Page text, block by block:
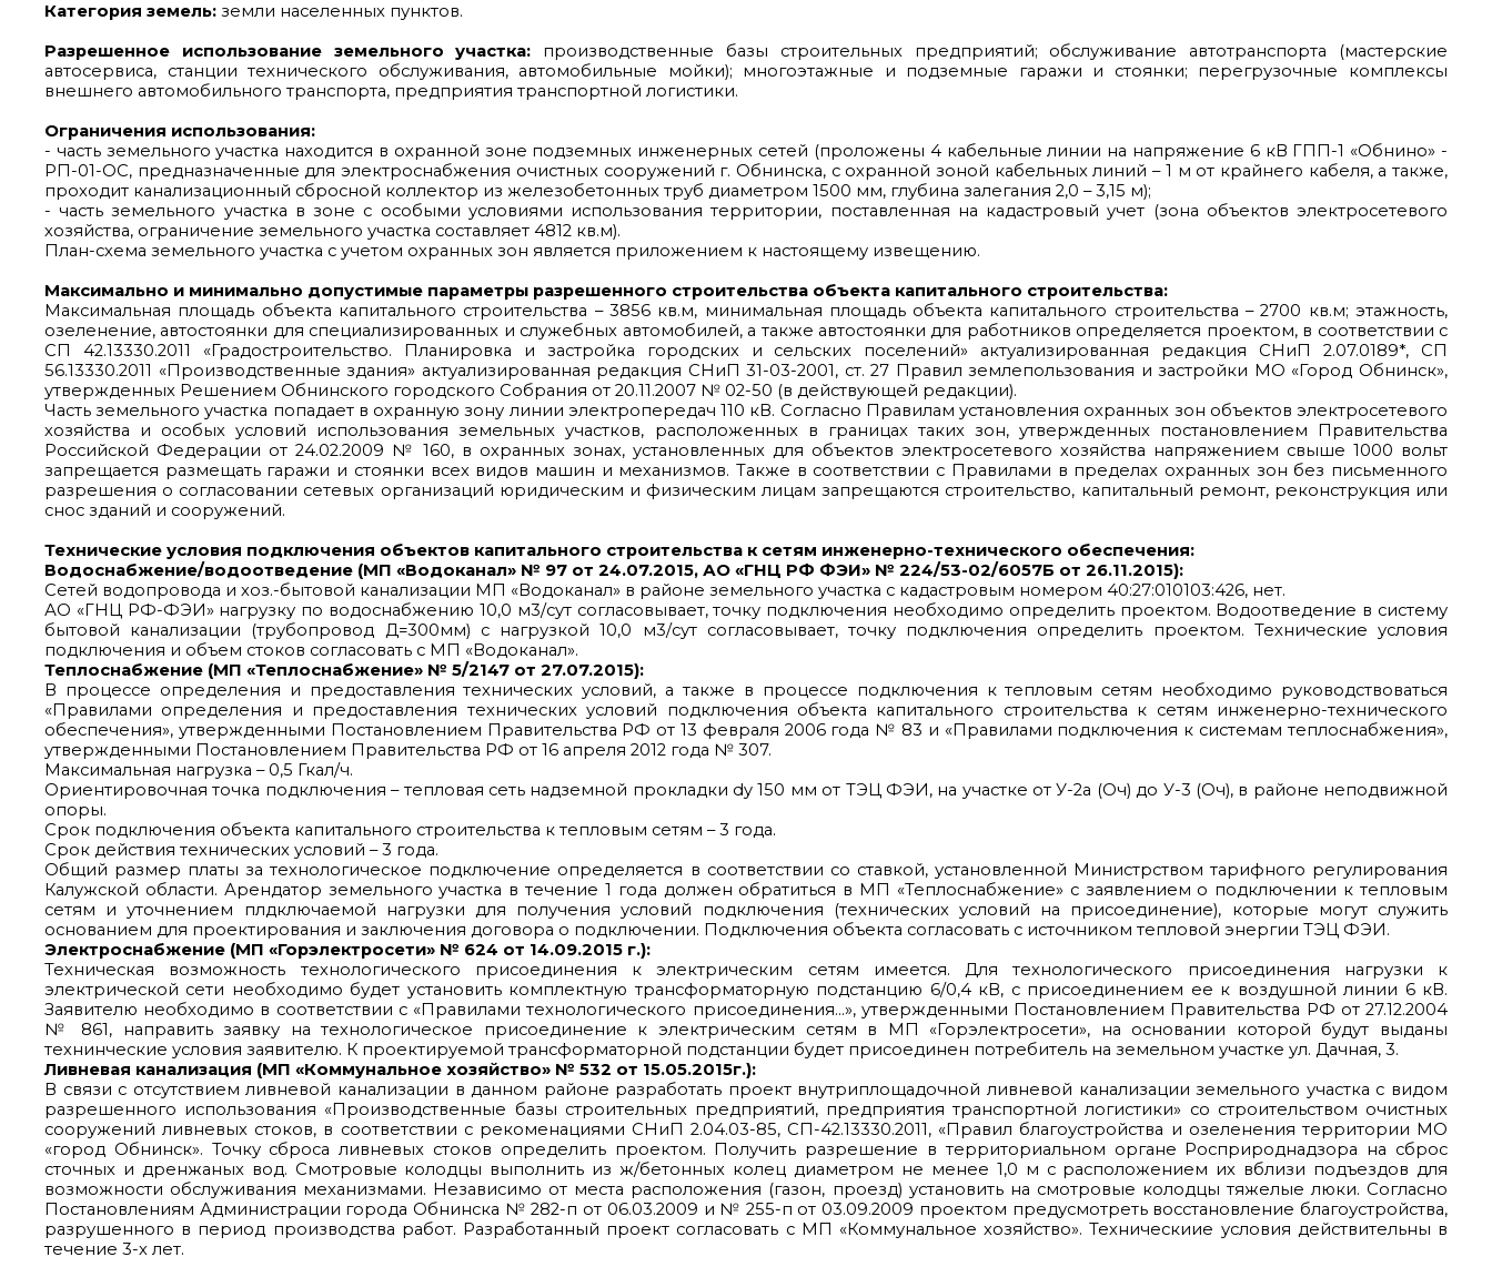
Категория земель: земли населенных пунктов.
Разрешенное использование земельного участка: производственные базы строительных предприятий; обслуживание автотранспорта (мастерские
автосервиса, станции технического обслуживания, автомобильные мойки); многоэтажные и подземные гаражи и стоянки; перегрузочные комплексы
внешнего автомобильного транспорта, предприятия транспортной логистики.
Ограничения использования:
- часть земельного участка находится в охранной зоне подземных инженерных сетей (проложены 4 кабельные линии на напряжение 6 кВ ГПП-1 «Обнино» -
РП-01-ОС, предназначенные для электроснабжения очистных сооружений г. Обнинска, с охранной зоной кабельных линий – 1 м от крайнего кабеля, а также,
проходит канализационный сбросной коллектор из железобетонных труб диаметром 1500 мм, глубина залегания 2,0 – 3,15 м);
- часть земельного участка в зоне с особыми условиями использования территории, поставленная на кадастровый учет (зона объектов электросетевого
хозяйства, ограничение земельного участка составляет 4812 кв.м).
План-схема земельного участка с учетом охранных зон является приложением к настоящему извещению.
Максимально и минимально допустимые параметры разрешенного строительства объекта капитального строительства:
Максимальная площадь объекта капитального строительства – 3856 кв.м, минимальная площадь объекта капитального строительства – 2700 кв.м; этажность,
озеленение, автостоянки для специализированных и служебных автомобилей, а также автостоянки для работников определяется проектом, в соответствии с
СП 42.13330.2011 «Градостроительство. Планировка и застройка городских и сельских поселений» актуализированная редакция СНиП 2.07.0189*, СП
56.13330.2011 «Производственные здания» актуализированная редакция СНиП 31-03-2001, ст. 27 Правил землепользования и застройки МО «Город Обнинск»,
утвержденных Решением Обнинского городского Собрания от 20.11.2007 № 02-50 (в действующей редакции).
Часть земельного участка попадает в охранную зону линии электропередач 110 кВ. Согласно Правилам установления охранных зон объектов электросетевого
хозяйства и особых условий использования земельных участков, расположенных в границах таких зон, утвержденных постановлением Правительства
Российской Федерации от 24.02.2009 № 160, в охранных зонах, установленных для объектов электросетевого хозяйства напряжением свыше 1000 вольт
запрещается размещать гаражи и стоянки всех видов машин и механизмов. Также в соответствии с Правилами в пределах охранных зон без письменного
разрешения о согласовании сетевых организаций юридическим и физическим лицам запрещаются строительство, капитальный ремонт, реконструкция или
снос зданий и сооружений.
Технические условия подключения объектов капитального строительства к сетям инженерно-технического обеспечения:
Водоснабжение/водоотведение (МП «Водоканал» № 97 от 24.07.2015, АО «ГНЦ РФ ФЭИ» № 224/53-02/6057Б от 26.11.2015):
Сетей водопровода и хоз.-бытовой канализации МП «Водоканал» в районе земельного участка с кадастровым номером 40:27:010103:426, нет.
АО «ГНЦ РФ-ФЭИ» нагрузку по водоснабжению 10,0 м3/сут согласовывает, точку подключения необходимо определить проектом. Водоотведение в систему
бытовой канализации (трубопровод Д=300мм) с нагрузкой 10,0 м3/сут согласовывает, точку подключения определить проектом. Технические условия
подключения и объем стоков согласовать с МП «Водоканал».
Теплоснабжение (МП «Теплоснабжение» № 5/2147 от 27.07.2015):
В процессе определения и предоставления технических условий, а также в процессе подключения к тепловым сетям необходимо руководствоваться
«Правилами определения и предоставления технических условий подключения объекта капитального строительства к сетям инженерно-технического
обеспечения», утвержденными Постановлением Правительства РФ от 13 февраля 2006 года № 83 и «Правилами подключения к системам теплоснабжения»,
утвержденными Постановлением Правительства РФ от 16 апреля 2012 года № 307.
Максимальная нагрузка – 0,5 Гкал/ч.
Ориентировочная точка подключения – тепловая сеть надземной прокладки dy 150 мм от ТЭЦ ФЭИ, на участке от У-2а (Оч) до У-3 (Оч), в районе неподвижной
опоры.
Срок подключения объекта капитального строительства к тепловым сетям – 3 года.
Срок действия технических условий – 3 года.
Общий размер платы за технологическое подключение определяется в соответствии со ставкой, установленной Министрством тарифного регулирования
Калужской области. Арендатор земельного участка в течение 1 года должен обратиться в МП «Теплоснабжение» с заявлением о подключении к тепловым
сетям и уточнением плдключаемой нагрузки для получения условий подключения (технических условий на присоединение), которые могут служить
основанием для проектирования и заключения договора о подключении. Подключения объекта согласовать с источником тепловой энергии ТЭЦ ФЭИ.
Электроснабжение (МП «Горэлектросети» № 624 от 14.09.2015 г.):
Техническая возможность технологического присоединения к электрическим сетям имеется. Для технологического присоединения нагрузки к
электрической сети необходимо будет установить комплектную трансформаторную подстанцию 6/0,4 кВ, с присоединением ее к воздушной линии 6 кВ.
Заявителю необходимо в соответствии с «Правилами технологического присоединения…», утвержденными Постановлением Правительства РФ от 27.12.2004
№ 861, направить заявку на технологическое присоединение к электрическим сетям в МП «Горэлектросети», на основании которой будут выданы
технинческие условия заявителю. К проектируемой трансформаторной подстанции будет присоединен потребитель на земельном участке ул. Дачная, 3.
Ливневая канализация (МП «Коммунальное хозяйство» № 532 от 15.05.2015г.):
В связи с отсутствием ливневой канализации в данном районе разработать проект внутриплощадочной ливневой канализации земельного участка с видом
разрешенного использования «Производственные базы строительных предприятий, предприятия транспортной логистики» со строительством очистных
сооружений ливневых стоков, в соответствии с рекоменациями СНиП 2.04.03-85, СП-42.13330.2011, «Правил благоустройства и озеленения территории МО
«город Обнинск». Точку сброса ливневых стоков определить проектом. Получить разрешение в территориальном органе Росприроднадзора на сброс
сточных и дренжаных вод. Смотровые колодцы выполнить из ж/бетонных колец диаметром не менее 1,0 м с расположением их вблизи подъездов для
возможности обслуживания механизмами. Независимо от места расположения (газон, проезд) установить на смотровые колодцы тяжелые люки. Согласно
Постановлениям Администрации города Обнинска № 282-п от 06.03.2009 и № 255-п от 03.09.2009 проектом предусмотреть восстановление благоустройства,
разрушенного в период производства работ. Разработанный проект согласовать с МП «Коммунальное хозяйство». Техническиие условия действительны в
течение 3-х лет.